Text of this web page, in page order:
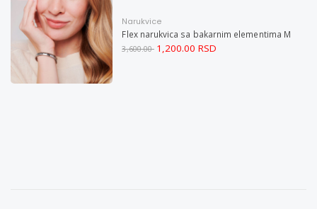
Narukvice
Flex narukvica sa bakarnim elementima M
3,600.00 1,200.00 RSD